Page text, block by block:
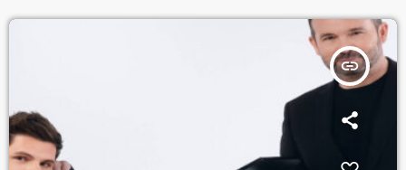
insert_link